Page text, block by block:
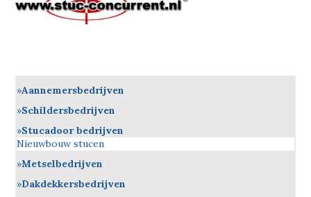
Aannemersbedrijven
Schildersbedrijven
Stucadoor bedrijven
Nieuwbouw stucen
Metselbedrijven
Dakdekkersbedrijven